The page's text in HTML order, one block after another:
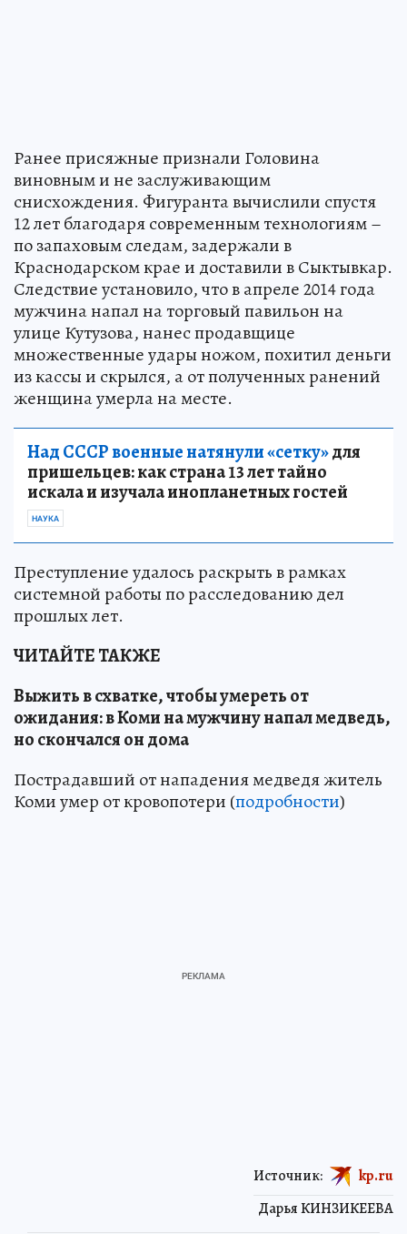
Ранее присяжные признали Головина
виновным и не заслуживающим
снисхождения. Фигуранта вычислили спустя
12 лет благодаря современным технологиям –
по запаховым следам, задержали в
Краснодарском крае и доставили в Сыктывкар.
Следствие установило, что в апреле 2014 года
мужчина напал на торговый павильон на
улице Кутузова, нанес продавщице
множественные удары ножом, похитил деньги
из кассы и скрылся, а от полученных ранений
женщина умерла на месте.
Над СССР военные натянули «сетку»для
пришельцев: как страна 13 лет тайно
искала и изучала инопланетных гостей
НАУКА
Преступление удалось раскрыть в рамках
системной работы по расследованию дел
прошлых лет.
ЧИТАЙТЕ ТАКЖЕ
Выжить в схватке, чтобы умереть от
ожидания: в Коми на мужчину напал медведь,
но скончался он дома
Пострадавший от нападения медведя житель
Коми умер от кровопотери (подробности)
Дарья КИНЗИКЕЕВА
Источник: kp.ru